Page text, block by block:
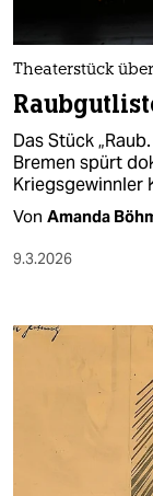
Theaterstück
Das Stück
Bremen spürt
Kriegsgewinnler
Von Amanda
9.3.2026